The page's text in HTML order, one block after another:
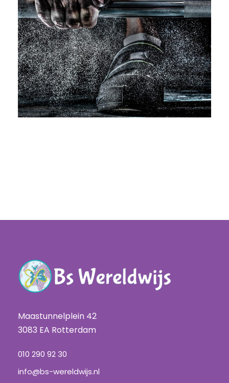
Free Training For Senior
Sport
Maastunnelplein 42
3083 EA Rotterdam
010 290 92 30
info@bs-wereldwijs.nl